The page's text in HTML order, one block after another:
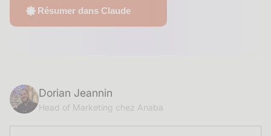
Résumer dans Claude
Dorian Jeannin
Head of Marketing chez Anaba